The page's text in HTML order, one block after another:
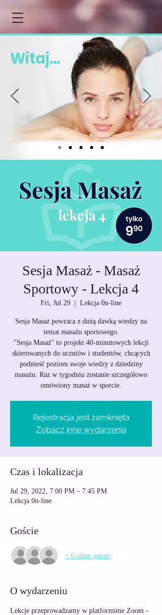
Witaj...
Sesja Masaż - Masaż
Sportowy - Lekcja 4
Fri, Jul 29 Lekcja 0n-line
Sesja Masaż powraca z dużą dawką wiedzy na
temat masażu sportowego.
"Sesja Masaż" to projekt 40-minutowych lekcji
skierowanych do uczniów i studentów, chcących
podnieść poziom swoje wiedzy z dziedziny
masażu. Raz w tygodniu zostanie szczegółowo
omówiony masaż w sporcie.
Rejestracja jest zamknięta
Zobacz inne wydarzenia
Czas i lokalizacja
Jul 29, 2022, 7:00 PM – 7:45 PM
Lekcja 0n-line
Goście
+ 6 other guests
O wydarzeniu
Lekcje przeprowadzamy w platformime Zoom -